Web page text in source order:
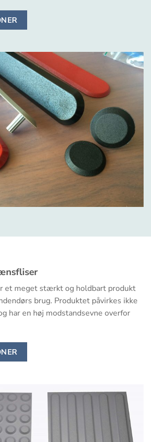
et meget stærkt og holdbart produkt
brug. Produktet påvirkes ikke
har en høj modstandsevne overfor